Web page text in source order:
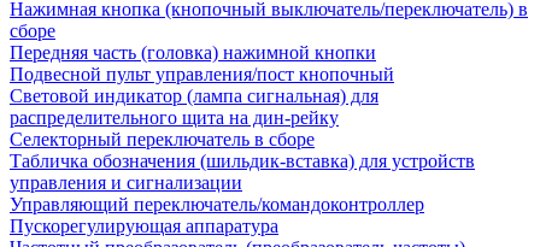
Нажимная кнопка (кнопочный выключатель/переключатель) в
сборе
Передняя часть (головка) нажимной кнопки
Подвесной пульт управления/пост кнопочный
Световой индикатор (лампа сигнальная) для
распределительного щита на дин-рейку
Селекторный переключатель в сборе
Табличка обозначения (шильдик-вставка) для устройств
управления и сигнализации
Управляющий переключатель/командоконтроллер
Пускорегулирующая аппаратура